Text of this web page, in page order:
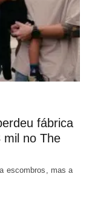
fábrica
mil no The
escombros, mas a